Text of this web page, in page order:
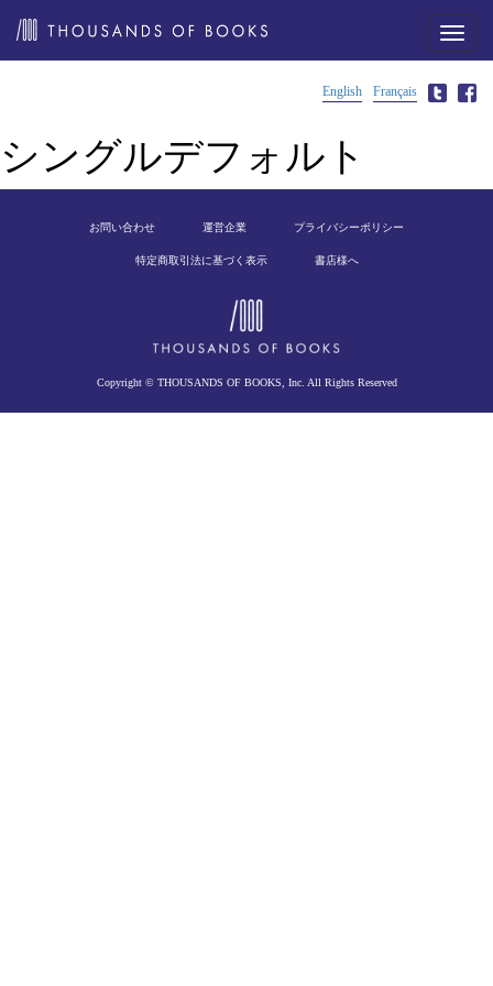
メ
ュ
English Français
シングルデフォルト
お問い合わせ 運営企業 プライバシーポリシー
特定商取引法に基づく表示 書店様へ
Copyright © THOUSANDS OF BOOKS, Inc. All Rights Reserved